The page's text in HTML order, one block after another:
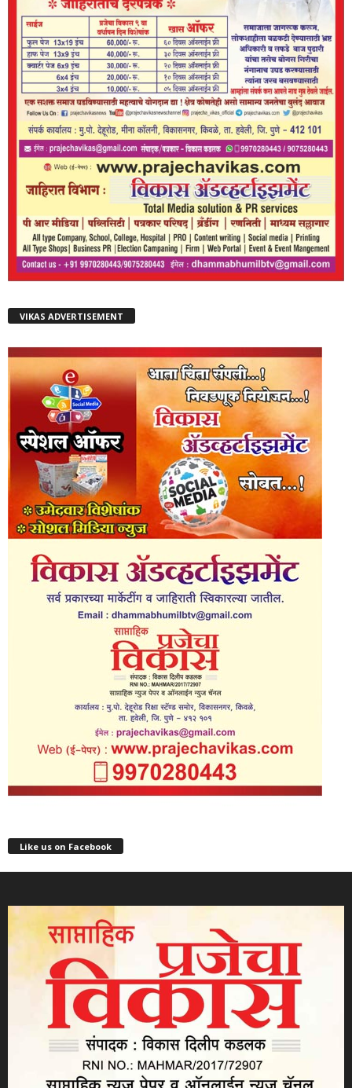
VIKAS ADVERTISEMENT
Like us on Facebook